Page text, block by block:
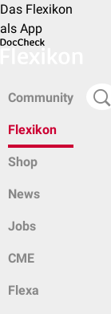
Das Flexikon
als App
Community
Flexikon
Shop
News
Jobs
CME
Flexa